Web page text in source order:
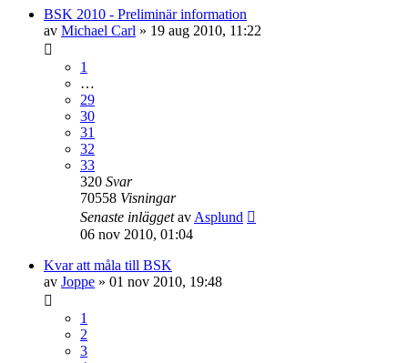
BSK 2010 - Preliminär information
av Michael Carl » 19 aug 2010, 11:22
1
…
29
30
31
32
33
320 Svar
70558 Visningar
Senaste inläggetav Asplund
06 nov 2010, 01:04
Kvar att måla till BSK
av Joppe » 01 nov 2010, 19:48
1
2
3